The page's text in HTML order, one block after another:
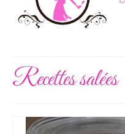
Recettes salées